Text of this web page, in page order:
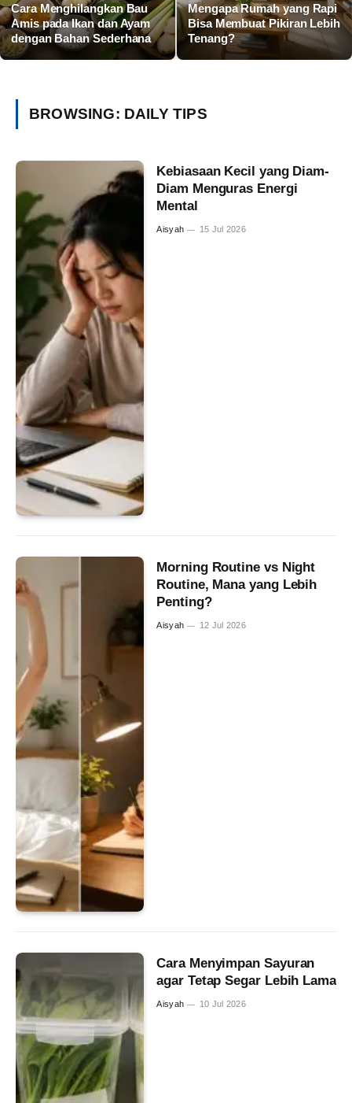
Cara Menghilangkan Bau
Amis pada Ikan dan Ayam
dengan Bahan Sederhana
Mengapa Rumah yang Rapi
Bisa Membuat Pikiran Lebih
Tenang?
BROWSING: DAILY TIPS
Kebiasaan Kecil yang Diam-
Diam Menguras Energi
Mental
Aisyah 15 Jul 2026
Morning Routine vs Night
Routine, Mana yang Lebih
Penting?
Aisyah 12 Jul 2026
Cara Menyimpan Sayuran
agar Tetap Segar Lebih Lama
Aisyah 10 Jul 2026